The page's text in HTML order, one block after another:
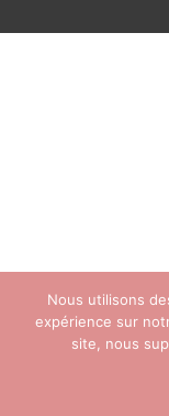
Nous utilisons
expérience sur
site, nous